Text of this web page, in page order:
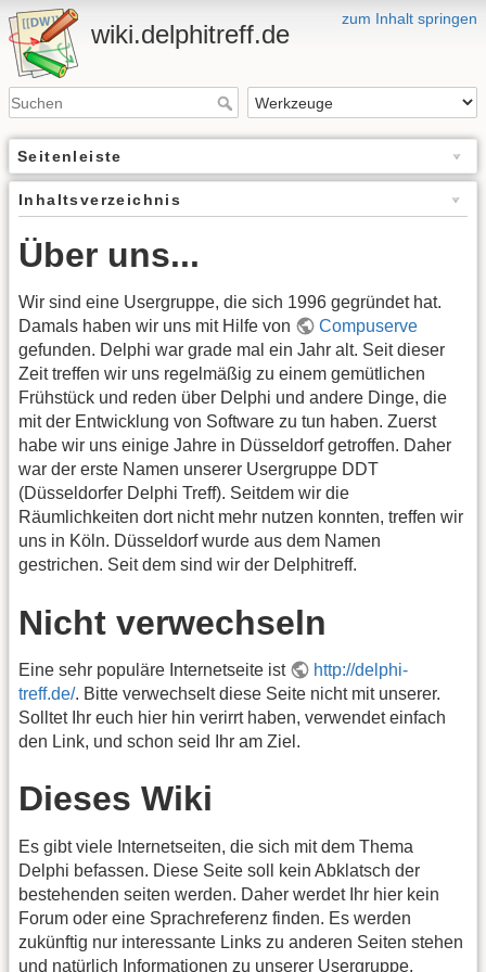
zum Inhalt springen
wiki.delphitreff.de
Seitenleiste
Inhaltsverzeichnis
Über uns...
Wir sind eine Usergruppe, die sich 1996 gegründet hat.
Damals haben wir uns mit Hilfe von
Compuserve
gefunden. Delphi war grade mal ein Jahr alt. Seit dieser
Zeit treffen wir uns regelmäßig zu einem gemütlichen
Frühstück und reden über Delphi und andere Dinge, die
mit der Entwicklung von Software zu tun haben. Zuerst
habe wir uns einige Jahre in Düsseldorf getroffen. Daher
war der erste Namen unserer Usergruppe DDT
(Düsseldorfer Delphi Treff). Seitdem wir die
Räumlichkeiten dort nicht mehr nutzen konnten, treffen wir
uns in Köln. Düsseldorf wurde aus dem Namen
gestrichen. Seit dem sind wir der Delphitreff.
Nicht verwechseln
Eine sehr populäre Internetseite ist
http://delphi-
treff.de/. Bitte verwechselt diese Seite nicht mit unserer.
Solltet Ihr euch hier hin verirrt haben, verwendet einfach
den Link, und schon seid Ihr am Ziel.
Dieses Wiki
Es gibt viele Internetseiten, die sich mit dem Thema
Delphi befassen. Diese Seite soll kein Abklatsch der
bestehenden seiten werden. Daher werdet Ihr hier kein
Forum oder eine Sprachreferenz finden. Es werden
zukünftig nur interessante Links zu anderen Seiten stehen
und natürlich Informationen zu unserer Usergruppe.